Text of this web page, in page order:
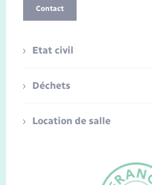
Contact
Etat civil
Déchets
Location de salle